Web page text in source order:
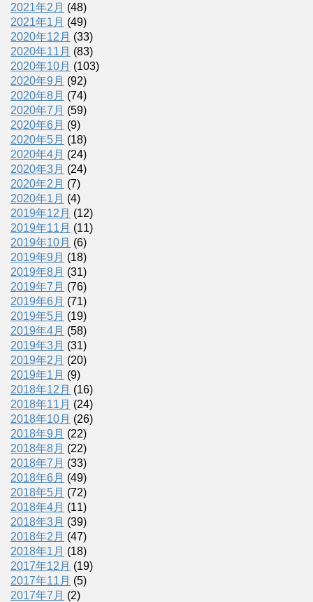
2021年2月 (48)
2021年1月 (49)
2020年12月 (33)
2020年11月 (83)
2020年10月 (103)
2020年9月 (92)
2020年8月 (74)
2020年7月 (59)
2020年6月 (9)
2020年5月 (18)
2020年4月 (24)
2020年3月 (24)
2020年2月 (7)
2020年1月 (4)
2019年12月 (12)
2019年11月 (11)
2019年10月 (6)
2019年9月 (18)
2019年8月 (31)
2019年7月 (76)
2019年6月 (71)
2019年5月 (19)
2019年4月 (58)
2019年3月 (31)
2019年2月 (20)
2019年1月 (9)
2018年12月 (16)
2018年11月 (24)
2018年10月 (26)
2018年9月 (22)
2018年8月 (22)
2018年7月 (33)
2018年6月 (49)
2018年5月 (72)
2018年4月 (11)
2018年3月 (39)
2018年2月 (47)
2018年1月 (18)
2017年12月 (19)
2017年11月 (5)
2017年7月 (2)